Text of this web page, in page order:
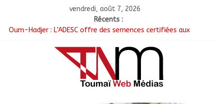
vendredi, août 7, 2026
Récents :
Oum-Hadjer : L’ADESC offre des semences certifiées aux
RGPH-3 : Le Tchad clôture la collecte des données avec plus
de 4,3 millions de ménages recensés
Tchad–Égypte : La Commission mixte relance les grands
chantiers de coopération